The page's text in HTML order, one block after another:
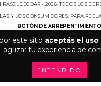
este sitio aceptás el
agilizar tu experiencia de
ENTENDIDO
- 2026. TODOS LOS
Y LOS CONSUMIDORES. PARA
BOTÓN DE ARREPENTIMIENTO